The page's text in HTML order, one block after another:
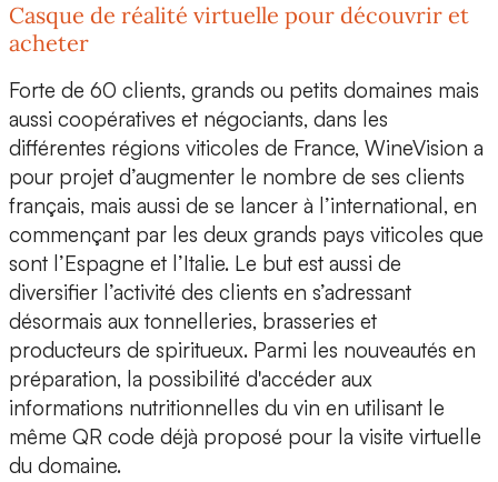
Casque de réalité virtuelle pour découvrir et
acheter
Forte de 60 clients, grands ou petits domaines mais
aussi coopératives et négociants, dans les
différentes régions viticoles de France, WineVision a
pour projet d’augmenter le nombre de ses clients
français, mais aussi de se lancer à l’international, en
commençant par les deux grands pays viticoles que
sont l’Espagne et l’Italie. Le but est aussi de
diversifier l’activité des clients en s’adressant
désormais aux tonnelleries, brasseries et
producteurs de spiritueux. Parmi les nouveautés en
préparation, la possibilité d'accéder aux
informations nutritionnelles du vin en utilisant le
même QR code déjà proposé pour la visite virtuelle
du domaine.